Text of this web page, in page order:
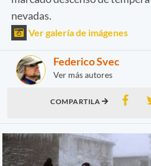
nevadas.
Ver galería de imágenes
Federico Svec
Ver más autores
COMPARTILA